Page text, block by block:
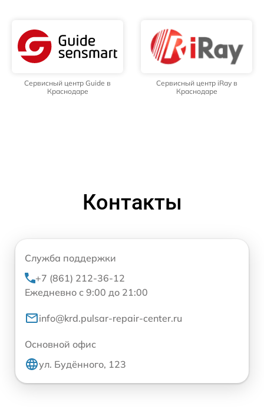
Сервисный центр Guide в
Краснодаре
Сервисный центр iRay в
Краснодаре
Контакты
Служба поддержки
+7 (861) 212-36-12
Ежедневно с 9:00 до 21:00
info@krd.pulsar-repair-center.ru
Основной офис
ул. Будённого, 123